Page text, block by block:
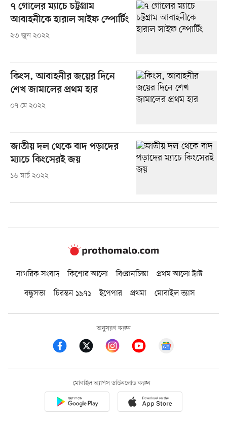
৭ গোলের ম্যাচে চট্টগ্রাম
আবাহনীকে হারাল সাইফ স্পোর্টিং
২৩ জুন ২০২২
কিংস, আবাহনীর জয়ের দিনে
শেখ জামালের প্রথম হার
০৭ মে ২০২২
জাতীয় দল থেকে বাদ পড়াদের
ম্যাচে কিংসেরই জয়
১৬ মার্চ ২০২২
নাগরিক সংবাদ কিশোর আলো বিজ্ঞানচিন্তা
প্রথম আলো ট্রাস্ট
বন্ধুসভা
চিরন্তন ১৯৭১ ইপেপার প্রথমা মোবাইল ভ্যাস
অনুসরণ করুন
মোবাইল অ্যাপস ডাউনলোড করুন